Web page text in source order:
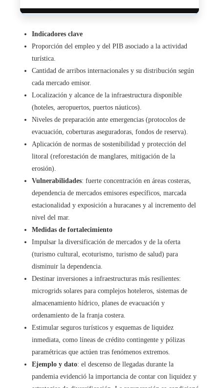
Indicadores clave
Proporción del empleo y del PIB asociado a la actividad
turística.
Cantidad de arribos internacionales y su distribución según
cada mercado emisor.
Localización y alcance de la infraestructura disponible
(hoteles, aeropuertos, puertos náuticos).
Niveles de preparación ante emergencias (protocolos de
evacuación, coberturas aseguradoras, fondos de reserva).
Aplicación de normas de sostenibilidad y protección del
litoral (reforestación de manglares, mitigación de la
erosión).
Vulnerabilidades: fuerte concentración en áreas costeras,
dependencia de mercados emisores específicos, marcada
estacionalidad y exposición a huracanes y al incremento del
nivel del mar.
Medidas de fortalecimiento
Impulsar la diversificación de mercados y de la oferta
(turismo cultural, ecoturismo, turismo de salud) para
disminuir la dependencia.
Destinar inversiones a infraestructuras más resilientes:
microgrids solares para complejos hoteleros, sistemas de
almacenamiento hídrico, planes de evacuación y
ordenamiento de la franja costera.
Estimular seguros turísticos y esquemas de liquidez
inmediata, como líneas de crédito contingente y pólizas
paramétricas que actúen tras fenómenos extremos.
Ejemplo y dato: el descenso de llegadas durante la
pandemia evidenció la importancia de contar con liquidez y